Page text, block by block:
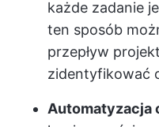
każde zadanie
ten sposób
przepływ
zidentyfikować
Automatyzacja